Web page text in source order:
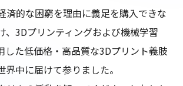
済的な困窮を理由に義足を購入できな
、3Dプリンティングおよび機械学習
した低価格・高品質な3Dプリント義肢
中に届けて参りました。